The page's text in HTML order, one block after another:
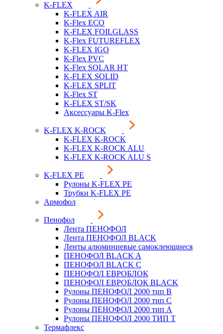
K-FLEX
K-FLEX AIR
K-Flex ECO
K-FLEX FOILGLASS
K-Flex FUTUREFLEX
K-FLEX IGO
K-Flex PVC
K-Flex SOLAR HT
K-FLEX SOLID
K-FLEX SPLIT
K-Flex ST
K-FLEX ST/SK
Аксессуары K-Flex
K-FLEX K-ROCK
K-FLEX K-ROCK
K-FLEX K-ROCK ALU
K-FLEX K-ROCK ALU S
K-FLEX PE
Рулоны K-FLEX PE
Трубки K-FLEX PE
Армофол
Пенофол
Лента ПЕНОФОЛ
Лента ПЕНОФОЛ BLACK
Ленты алюминиевые самоклеющиеся
ПЕНОФОЛ BLACK A
ПЕНОФОЛ BLACK С
ПЕНОФОЛ ЕВРОБЛОК
ПЕНОФОЛ ЕВРОБЛОК BLACK
Рулоны ПЕНОФОЛ 2000 тип B
Рулоны ПЕНОФОЛ 2000 тип C
Рулоны ПЕНОФОЛ 2000 тип А
Рулоны ПЕНОФОЛ 2000 ТИП Т
Термафлекс